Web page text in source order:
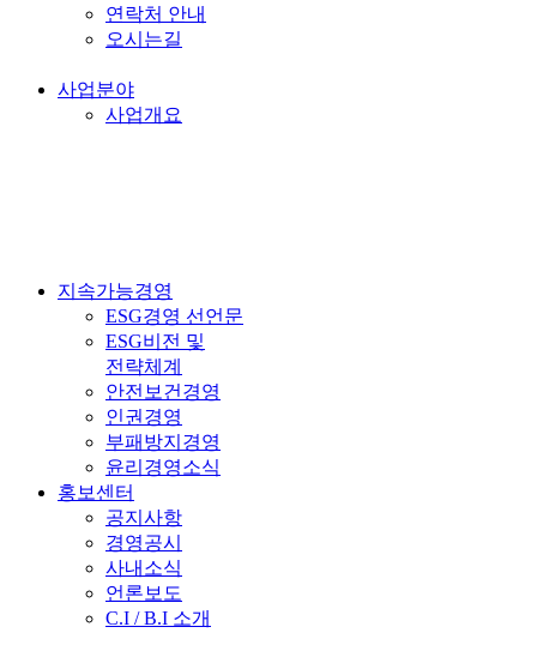
연락처 안내
오시는길
사업분야
사업개요
지속가능경영
ESG경영 선언문
ESG비전 및
전략체계
안전보건경영
인권경영
부패방지경영
윤리경영소식
홍보센터
공지사항
경영공시
사내소식
언론보도
C.I / B.I 소개